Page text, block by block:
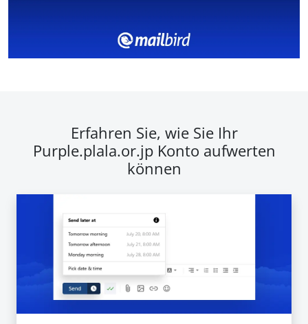
Erfahren Sie, wie Sie Ihr
Purple.plala.or.jp Konto aufwerten
können